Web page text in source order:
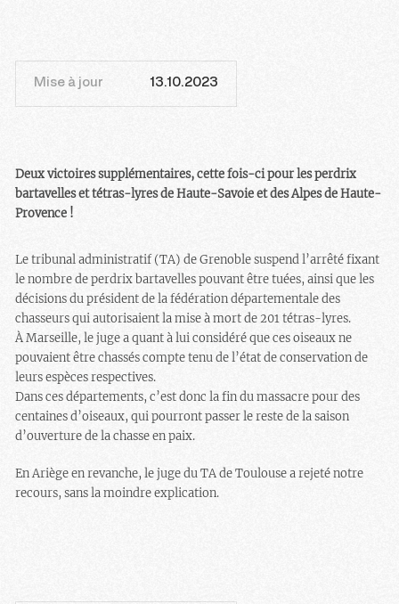
Mise à jour 13.10.2023
Deux victoires supplémentaires, cette fois-ci pour les perdrix
bartavelles et tétras-lyres de Haute-Savoie et des Alpes de Haute-
Provence !
Le tribunal administratif (TA) de Grenoble suspend l’arrêté fixant
le nombre de perdrix bartavelles pouvant être tuées, ainsi que les
décisions du président de la fédération départementale des
chasseurs qui autorisaient la mise à mort de 201 tétras-lyres.
À Marseille, le juge a quant à lui considéré que ces oiseaux ne
pouvaient être chassés compte tenu de l’état de conservation de
leurs espèces respectives.
Dans ces départements, c’est donc la fin du massacre pour des
centaines d’oiseaux, qui pourront passer le reste de la saison
d’ouverture de la chasse en paix.
En Ariège en revanche, le juge du TA de Toulouse a rejeté notre
recours, sans la moindre explication.